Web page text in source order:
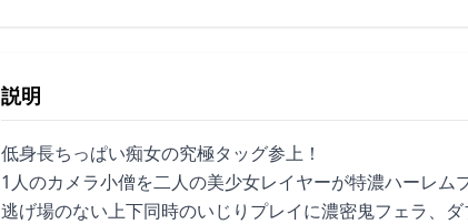
説明
低身長ちっぱい痴女の究極タッグ参上！
1人のカメラ小僧を二人の美少女レイヤーが特濃ハーレム
逃げ場のない上下同時のいじりプレイに濃密鬼フェラ、